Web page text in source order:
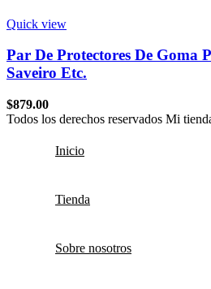
Quick view
Par De Protectores De Goma
Saveiro Etc.
$879.00
Todos los derechos reservados Mi
Inicio
Tienda
Sobre nosotros